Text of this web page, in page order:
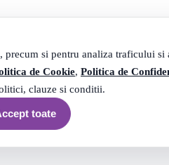
precum si pentru analiza traficului si
de Cookie, Politica de
clauze si conditii.
toate